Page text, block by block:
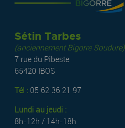
Sétin Tarbes
(anciennement Bigorre Soudure)
7 rue du Pibeste
65420 IBOS
Tél : 05 62 36 21 97
Lundi au jeudi :
8h-12h / 14h-18h